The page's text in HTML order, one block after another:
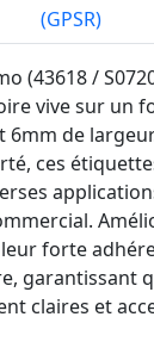
(GPSR)
(43618 /
vive sur un
de
ces
forte
garantissant
claires et